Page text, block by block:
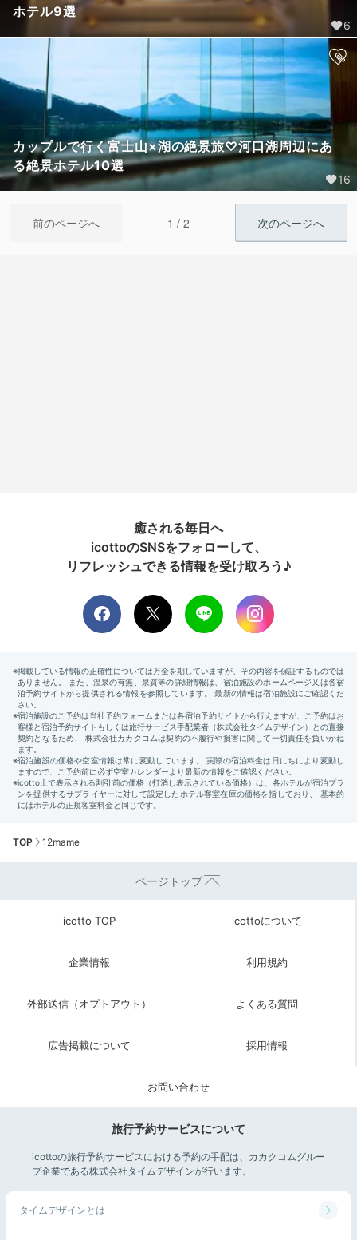
ホテル9選
6
カップルで行く富士山×湖の絶景旅♡河口湖周辺にあ
る絶景ホテル10選
16
前のページへ 1 / 2 次のページへ
癒される毎日へ
icottoのSNSをフォローして、
リフレッシュできる情報を受け取ろう♪
TOP 12mame
ページトップ
icotto TOP icottoについて
企業情報 利用規約
外部送信（オプトアウト） よくある質問
広告掲載について 採用情報
お問い合わせ
旅行予約サービスについて
icottoの旅行予約サービスにおける予約の手配は、カカクコムグルー
プ企業である株式会社タイムデザインが行います。
タイムデザインとは